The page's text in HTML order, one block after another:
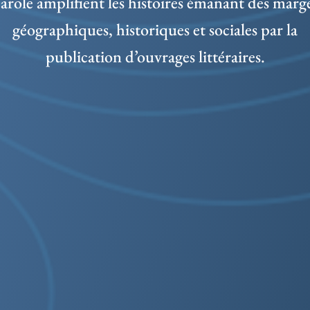
géographiques, historiques et sociales par la
publication d’ouvrages littéraires.